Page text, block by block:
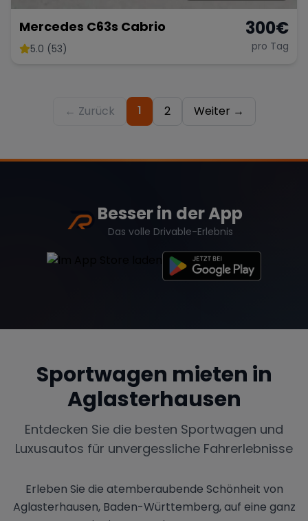
Mercedes C63s Cabrio
5.0 (53)
300€
pro Tag
← Zurück 1 2 Weiter →
Besser in der App
Das volle Drivable-Erlebnis
Sportwagen mieten in
Aglasterhausen
Entdecken Sie die besten Sportwagen und
Luxusautos für unvergessliche Fahrerlebnisse
Erleben Sie die atemberaubende Schönheit von
Aglasterhausen, Baden-Württemberg, auf eine ganz